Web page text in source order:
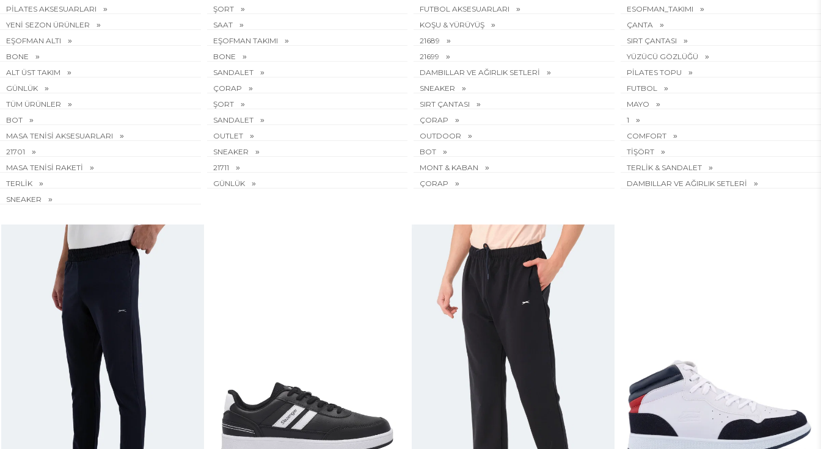
PİLATES AKSESUARLARI
ŞORT FUTBOL AKSESUARLARI
ESOFMAN_TAKIMI
YENİ SEZON ÜRÜNLER
SAAT KOŞU & YÜRÜYÜŞ
ÇANTA
EŞOFMAN ALTI
EŞOFMAN TAKIMI 21689
SIRT ÇANTASI
BONE
BONE 21699
YÜZÜCÜ GÖZLÜĞÜ
ALT ÜST TAKIM
SANDALET DAMBILLAR VE AĞIRLIK SETLERİ
PİLATES TOPU
GÜNLÜK
ÇORAP SNEAKER
FUTBOL
TÜM ÜRÜNLER
ŞORT SIRT ÇANTASI
MAYO
BOT
SANDALET ÇORAP
1
MASA TENİSİ AKSESUARLARI
OUTLET OUTDOOR
COMFORT
21701
SNEAKER BOT
TİŞÖRT
MASA TENİSİ RAKETİ
21711 MONT & KABAN
TERLİK & SANDALET
TERLİK
GÜNLÜK ÇORAP
DAMBILLAR VE AĞIRLIK SETLERİ
SNEAKER